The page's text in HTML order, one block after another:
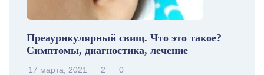
Преаурикулярный свищ. Что это такое?
Симптомы, диагностика, лечение
17 марта, 2021 2 0